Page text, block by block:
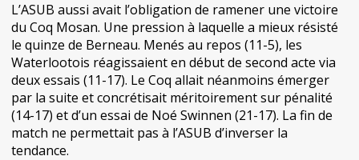
L’ASUB aussi avait l’obligation de ramener une victoire
du Coq Mosan. Une pression à laquelle a mieux résisté
le quinze de Berneau. Menés au repos (11-5), les
Waterlootois réagissaient en début de second acte via
deux essais (11-17). Le Coq allait néanmoins émerger
par la suite et concrétisait méritoirement sur pénalité
(14-17) et d’un essai de Noé Swinnen (21-17). La fin de
match ne permettait pas à l’ASUB d’inverser la
tendance.